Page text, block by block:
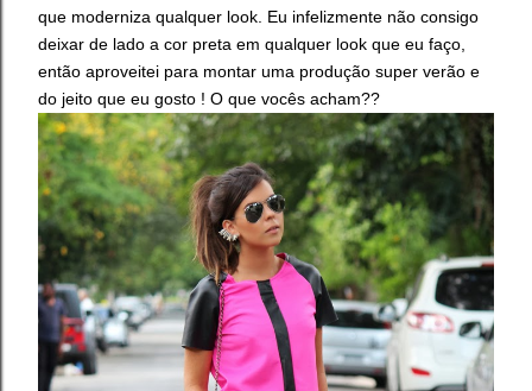
que moderniza qualquer look. Eu infelizmente não consigo
deixar de lado a cor preta em qualquer look que eu faço,
então aproveitei para montar uma produção super verão e
do jeito que eu gosto ! O que vocês acham??